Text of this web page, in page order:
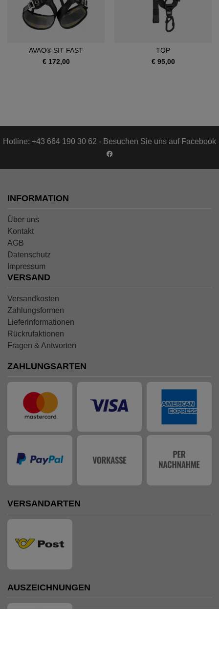
AVAO® SIT FAST
€ 172,00
TOP
€ 95,00
Hotline: +43 664 190 30 62 - Besuchen Sie uns auf Facebook
INFORMATION
Über uns
Kontakt
AGB
Datenschutz
Impressum
VERSAND
Versandkosten
Zahlungsformen
Lieferinformationen
Rückrufaktionen
Fragen & Antworten
ZAHLUNGSARTEN
VERSANDARTEN
AUSZEICHNUNGEN